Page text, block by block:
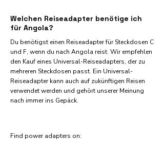
Welchen Reiseadapter benötige ich
für Angola?
Du benötigst einen Reiseadapter für Steckdosen C
und F, wenn du nach Angola reist. Wir empfehlen
den Kauf eines Universal-Reiseadapters, der zu
mehreren Steckdosen passt. Ein Universal-
Reiseadapter kann auch auf zukünftigen Reisen
verwendet werden und gehört unserer Meinung
nach immer ins Gepäck.
Find power adapters on: